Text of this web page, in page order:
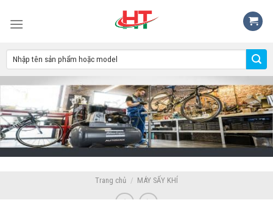
Trang chủ / MÁY SẤY KHÍ